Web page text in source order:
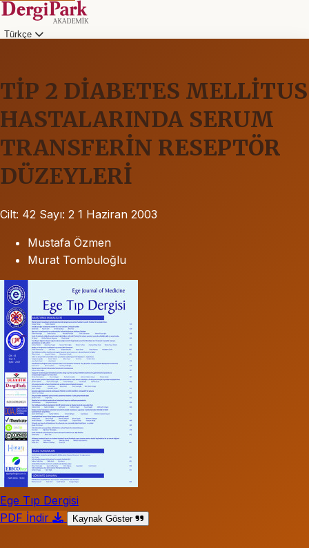
Türkçe
TİP 2 DİABETES MELLİTUS
HASTALARINDA SERUM
TRANSFERİN RESEPTÖR
DÜZEYLERİ
Cilt: 42 Sayı: 2 1 Haziran 2003
Mustafa Özmen
Murat Tombuloğlu
Ege Tıp Dergisi
PDF İndir
Kaynak Göster